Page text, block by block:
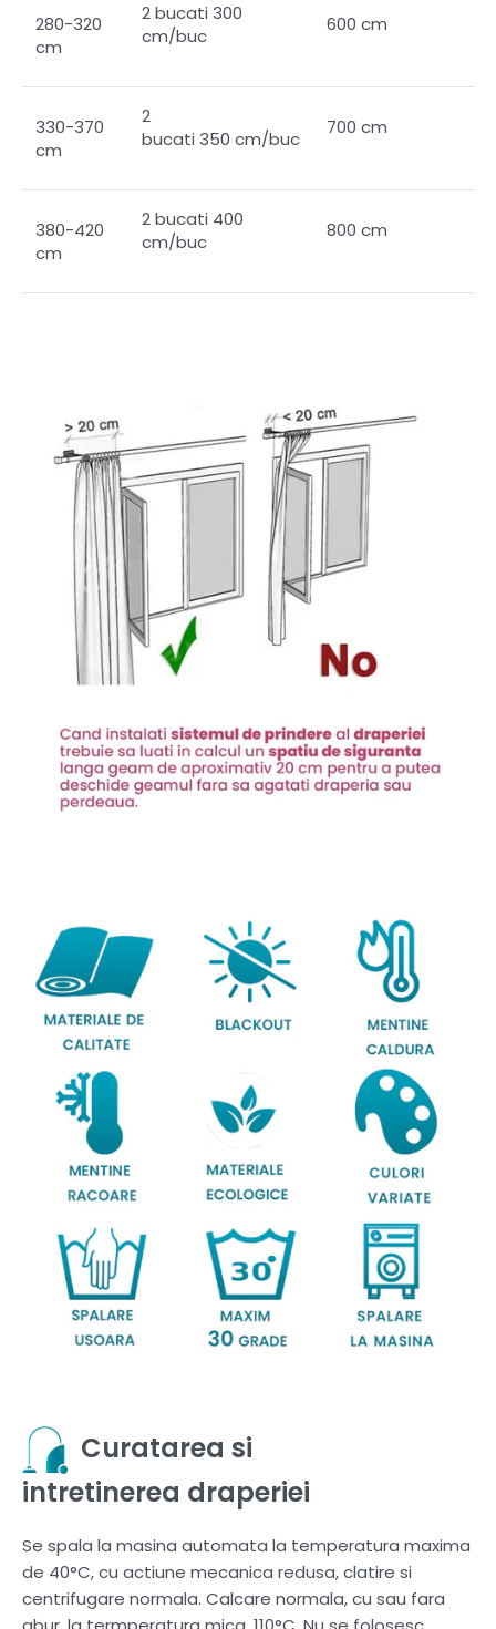
280-320
cm
2 bucati 300
cm/buc
600 cm
330-370
cm
2
bucati 350 cm/buc
700 cm
380-420
cm
2 bucati 400
cm/buc
800 cm
Curatarea si
intretinerea draperiei
Se spala la masina automata la temperatura maxima
de 40°C, cu actiune mecanica redusa, clatire si
centrifugare normala. Calcare normala, cu sau fara